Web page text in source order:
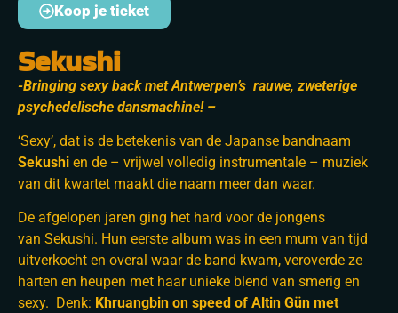
Koop je ticket
Sekushi
-Bringing sexy back met Antwerpen’s rauwe, zweterige
psychedelische dansmachine! –
‘Sexy’, dat is de betekenis van de Japanse bandnaam
Sekushi en de – vrijwel volledig instrumentale – muziek
van dit kwartet maakt die naam meer dan waar.
De afgelopen jaren ging het hard voor de jongens
van Sekushi. Hun eerste album was in een mum van tijd
uitverkocht en overal waar de band kwam, veroverde ze
harten en heupen met haar unieke blend van smerig en
sexy. Denk: Khruangbin on speed of Altin Gün met